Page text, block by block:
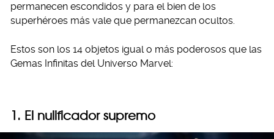
permanecen escondidos y para el bien de los
superhéroes más vale que permanezcan ocultos.
Estos son los 14 objetos igual o más poderosos que las
Gemas Infinitas del Universo Marvel:
1. El nulificador supremo